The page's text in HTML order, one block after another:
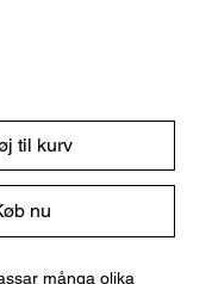
til kurv
nu
många olika